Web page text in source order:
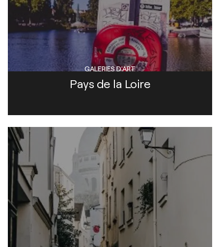
Pays de la Loire
GALERIES D'ART